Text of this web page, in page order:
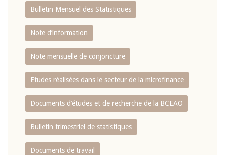
Bulletin Mensuel des Statistiques
Note d’information
Note mensuelle de conjoncture
Etudes réalisées dans le secteur de la microfinance
Documents d’études et de recherche de la BCEAO
Bulletin trimestriel de statistiques
Documents de travail